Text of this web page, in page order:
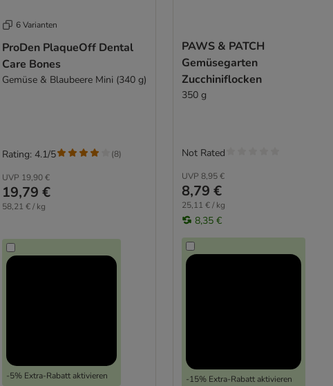
6 Varianten
ProDen PlaqueOff Dental
Care Bones
Gemüse & Blaubeere Mini (340 g)
UVP 19,90 €
19,79 €
58,21 € / kg
-5% Extra-Rabatt aktivieren
Rating: 4.1/5 (8)
PAWS & PATCH
Gemüsegarten
Zucchiniflocken
350 g
UVP 8,95 €
8,79 €
25,11 € / kg
8,35 €
-15% Extra-Rabatt aktivieren
Not Rated